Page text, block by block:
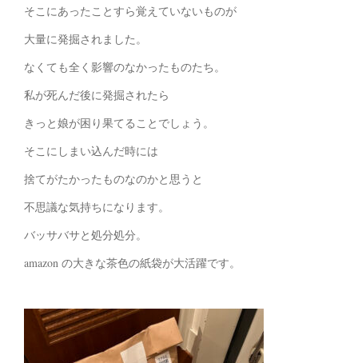
そこにあったことすら覚えていないものが
大量に発掘されました。
なくても全く影響のなかったものたち。
私が死んだ後に発掘されたら
きっと娘が困り果てることでしょう。
そこにしまい込んだ時には
捨てがたかったものなのかと思うと
不思議な気持ちになります。
バッサバサと処分処分。
amazon の大きな茶色の紙袋が大活躍です。